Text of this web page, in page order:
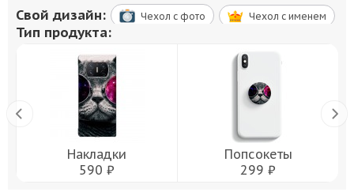
Свой дизайн: Чехол c фото Чехол c именем
Тип продукта:
Накладки
590 ₽
Попсокеты
299 ₽